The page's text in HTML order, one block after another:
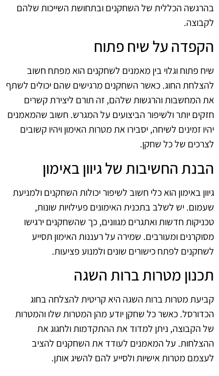
בהרגשה הכללית של השחקנים ובתחושת השייכות שלהם
לקבוצה.
הקפדה על שיח פתוח
שיח פתוח וגלוי בין מאמנים לשחקנים הוא מפתח חשוב
להצלחת החוג. כאשר השחקנים מרגישים שהם יכולים לשתף
את המחשבות והרגשות שלהם, זה תורם ליצירת קשרים
חזקים יותר ולשיפור הביצועים על המגרש. חשוב שהמאמנים
יהיו זמינים לשיחה, יסבירו את מטרות האימון ויהיו קשובים
לצרכים של כל שחקן.
הבנת החשיבות של גיוון באימון
גיוון באימון הוא כלי חשוב לשיפור יכולות השחקנים ולמניעת
שעמום. יש לשלב בתכנית האימונים פעילויות שונות,
טכניקות חדשות ואתגרים מגוונים, כך שהשחקנים ירגישו
מסוקרנים ומעורבים. שמירה על רעננות האימון תסייע
לשחקנים לפתח כישורים שונים ולמנוע פציעות.
תכנון מטרות ברות השגה
קביעת מטרות ברות השגה היא קריטית להצלחה בחוג
הכדורסל. כאשר כל שחקן יודע מהן המטרות שלו והמטרות
של הקבוצה, ניתן למדוד את ההתקדמות ולחגוג את
ההצלחות. על המאמנים לעודד את השחקנים להציב
לעצמם מטרות אישיות ולסייע להם להשיג אותן.